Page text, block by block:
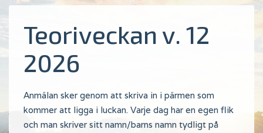
Teoriveckan v. 12
2026
Anmälan sker genom att skriva in i pärmen som
kommer att ligga i luckan. Varje dag har en egen flik
och man skriver sitt namn/barns namn tydligt på